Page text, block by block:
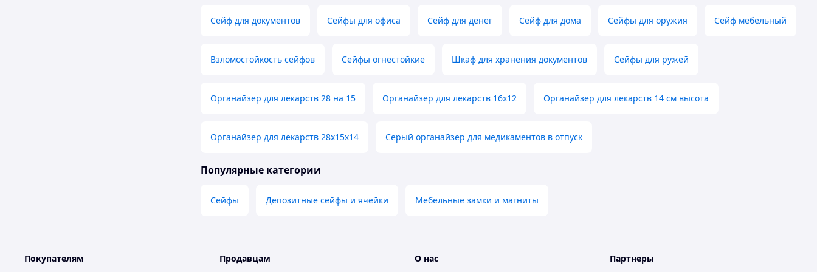
Сейф для документов Сейфы для офиса Сейф для денег Сейф для дома Сейфы для оружия Сейф мебельный
Взломостойкость сейфов Сейфы огнестойкие Шкаф для хранения документов Сейфы для ружей
Органайзер для лекарств 28 на 15 Органайзер для лекарств 16х12 Органайзер для лекарств 14 см высота
Органайзер для лекарств 28х15х14 Серый органайзер для медикаментов в отпуск
Популярные категории
Сейфы Депозитные сейфы и ячейки Мебельные замки и магниты
Покупателям Продавцам О нас Партнеры